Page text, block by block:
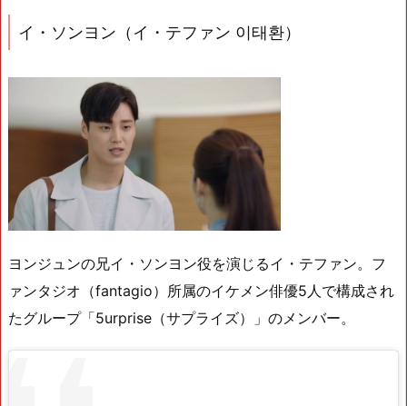
イ・ソンヨン（イ・テファン 이태환）
ヨンジュンの兄イ・ソンヨン役を演じるイ・テファン。フ
ァンタジオ（fantagio）所属のイケメン俳優5人で構成され
たグループ「5urprise（サプライズ）」のメンバー。